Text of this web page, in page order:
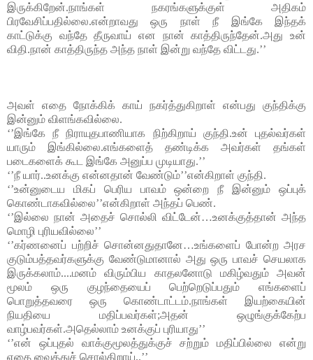
இருக்கிறேன்.நாங்கள் நகரங்களுக்குள் அதிகம்
பிரவேசிப்பதில்லை.என்றாவது ஒரு நாள் நீ இங்கே இந்தக்
காட்டுக்கு வந்தே தீருவாய் என நான் காத்திருந்தேன்.அது உன்
விதி.நான் காத்திருந்த அந்த நாள் இன்று வந்தே விட்டது.’’
அவள் எதை நோக்கிக் காய் நகர்த்துகிறாள் என்பது குந்திக்கு
இன்னும் விளங்கவில்லை.
‘’இங்கே நீ நிராயுதபாணியாக நிற்கிறாய் குந்தி.உன் புதல்வர்கள்
யாரும் இங்கில்லை.எங்களைத் தண்டிக்க அவர்கள் தங்கள்
படைகளைக் கூட இங்கே அனுப்ப முடியாது.’’
‘’நீ யார்..உனக்கு என்னதான் வேண்டும்’’என்கிறாள் குந்தி.
‘’உன்னுடைய மிகப் பெரிய பாவம் ஒன்றை நீ இன்னும் ஒப்புக்
கொண்டாகவில்லை’’என்கிறாள் அந்தப் பெண்.
‘’இல்லை நான் அதைச் சொல்லி விட்டேன்…உனக்குத்தான் அந்த
மொழி புரியவில்லை’’
‘’கர்ணனைப் பற்றிச் சொன்னதுதானே…உங்களைப் போன்ற அரச
குடும்பத்தவர்களுக்கு வேண்டுமானால் அது ஒரு பாவச் செயலாக
இருக்கலாம்....மனம் விரும்பிய காதலனோடு மகிழ்வதும் அவன்
மூலம் ஒரு குழந்தையைப் பெற்றெடுப்பதும் எங்களைப்
பொறுத்தவரை ஒரு கொண்டாட்டம்.நாங்கள் இயற்கையின்
நியதியை மதிப்பவர்கள்;அதன் ஒழுங்குக்கேற்ப
வாழ்பவர்கள்.அதெல்லாம் உனக்குப் புரியாது’’
‘’என் ஒப்புதல் வாக்குமூலத்துக்குச் சற்றும் மதிப்பில்லை என்று
எதை வைத்துச் சொல்கிறாய்..’’